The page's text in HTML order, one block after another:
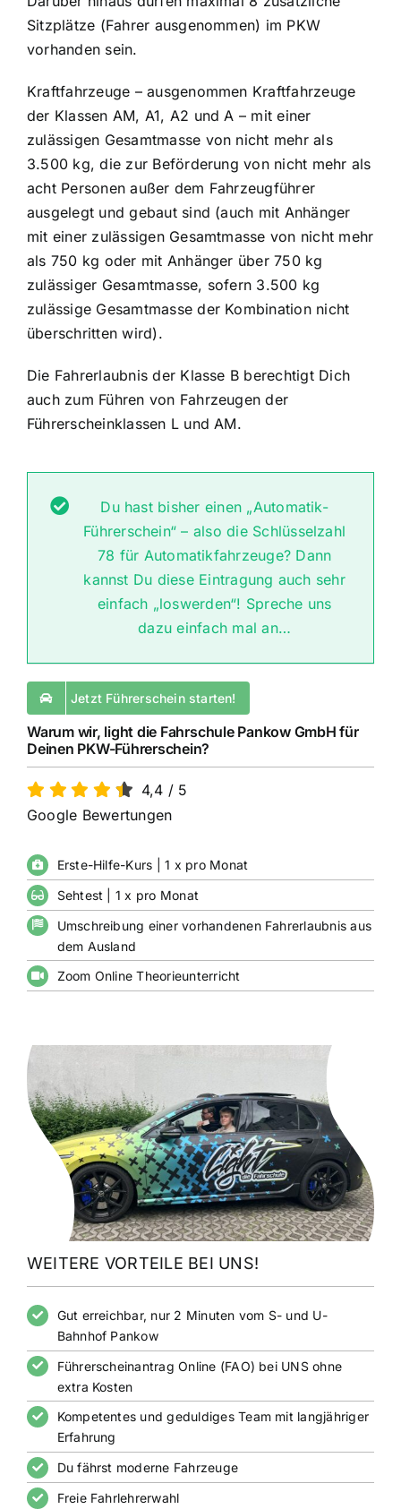
Sitzplätze (Fahrer ausgenommen) im PKW
vorhanden sein.
Kraftfahrzeuge – ausgenommen Kraftfahrzeuge
der Klassen AM, A1, A2 und A – mit einer
zulässigen Gesamtmasse von nicht mehr als
3.500 kg, die zur Beförderung von nicht mehr als
acht Personen außer dem Fahrzeugführer
ausgelegt und gebaut sind (auch mit Anhänger
mit einer zulässigen Gesamtmasse von nicht mehr
als 750 kg oder mit Anhänger über 750 kg
zulässiger Gesamtmasse, sofern 3.500 kg
zulässige Gesamtmasse der Kombination nicht
überschritten wird).
Die Fahrerlaubnis der Klasse B berechtigt Dich
auch zum Führen von Fahrzeugen der
Führerscheinklassen L und AM.
Du hast bisher einen „Automatik-
Führerschein“ – also die Schlüsselzahl
78 für Automatikfahrzeuge? Dann
kannst Du diese Eintragung auch sehr
einfach „loswerden“! Spreche uns
dazu einfach mal an…
Jetzt Führerschein starten!
Warum wir, light die Fahrschule Pankow GmbH für
Deinen PKW-Führerschein?
4,4 / 5
Google Bewertungen
Erste-Hilfe-Kurs | 1 x pro Monat
Sehtest | 1 x pro Monat
Umschreibung einer vorhandenen Fahrerlaubnis aus
dem Ausland
Zoom Online Theorieunterricht
WEITERE VORTEILE BEI UNS!
Gut erreichbar, nur 2 Minuten vom S- und U-
Bahnhof Pankow
Führerscheinantrag Online (FAO) bei UNS ohne
extra Kosten
Kompetentes und geduldiges Team mit langjähriger
Erfahrung
Du fährst moderne Fahrzeuge
Freie Fahrlehrerwahl